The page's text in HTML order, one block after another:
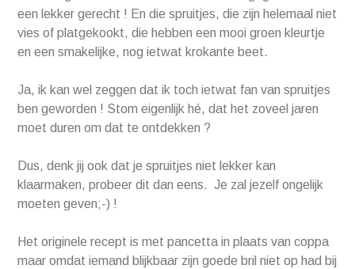
een lekker gerecht ! En die spruitjes, die zijn helemaal niet
vies of platgekookt, die hebben een mooi groen kleurtje
en een smakelijke, nog ietwat krokante beet.
Ja, ik kan wel zeggen dat ik toch ietwat fan van spruitjes
ben geworden ! Stom eigenlijk hé, dat het zoveel jaren
moet duren om dat te ontdekken ?
Dus, denk jij ook dat je spruitjes niet lekker kan
klaarmaken, probeer dit dan eens. Je zal jezelf ongelijk
moeten geven;-) !
Het originele recept is met pancetta in plaats van coppa
maar omdat iemand blijkbaar zijn goede bril niet op had bij